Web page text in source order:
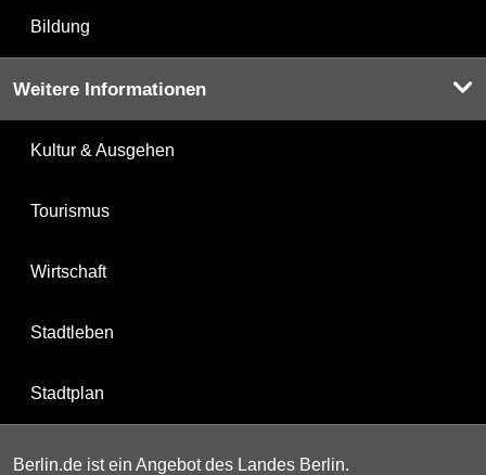
Bildung
Weitere Informationen
Kultur & Ausgehen
Tourismus
Wirtschaft
Stadtleben
Stadtplan
Berlin.de ist ein Angebot des Landes Berlin.